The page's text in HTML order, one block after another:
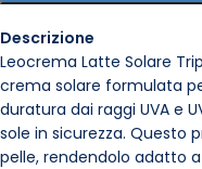
Descrizione
Leocrema Latte Solare
crema solare formulata
duratura dai raggi UVA e
sole in sicurezza.
pelle, rendendolo adatto